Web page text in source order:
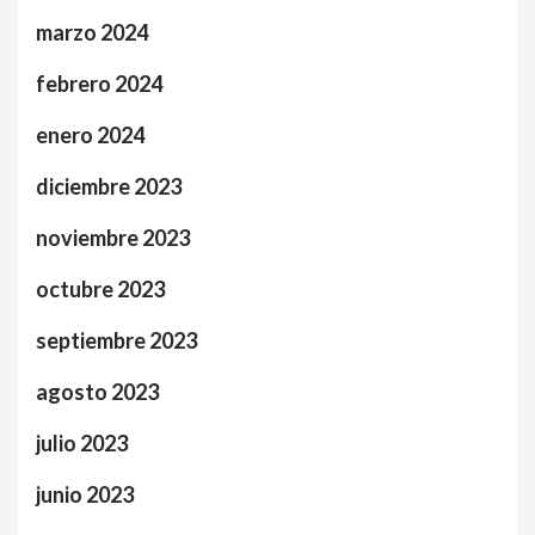
marzo 2024
febrero 2024
enero 2024
diciembre 2023
noviembre 2023
octubre 2023
septiembre 2023
agosto 2023
julio 2023
junio 2023